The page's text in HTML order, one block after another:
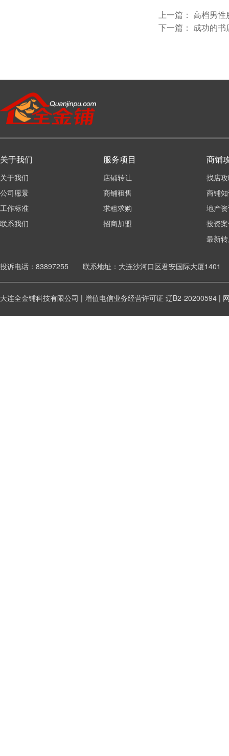
上一篇： 高档男性
下一篇： 成功的书
关于我们
关于我们
公司愿景
工作标准
联系我们
服务项目
店铺转让
商铺租售
求租求购
招商加盟
商铺
找店
商铺
地产
投资
最新
投诉电话：83897255 联系地址：大连沙河口区君安国际大厦1401
大连全金铺科技有限公司 | 增值电信业务经营许可证 辽B2-20200594 |